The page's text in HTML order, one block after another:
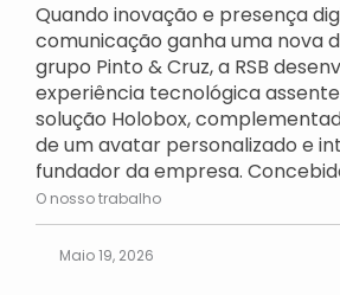
Quando inovação e presença
comunicação ganha uma nova
grupo Pinto & Cruz, a RSB
experiência tecnológica
solução Holobox,
de um avatar personalizado e
fundador da empresa.
O nosso trabalho
Maio 19, 2026